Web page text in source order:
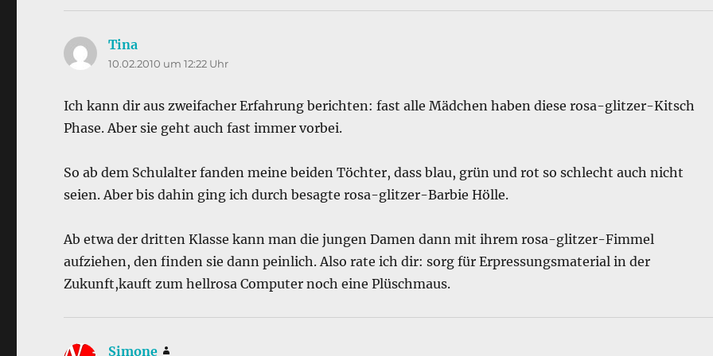
Tina
10.02.2010 um 12:22 Uhr
Ich kann dir aus zweifacher Erfahrung berichten: fast alle Mädchen haben diese rosa-glitzer-Kitsch
Phase. Aber sie geht auch fast immer vorbei.
So ab dem Schulalter fanden meine beiden Töchter, dass blau, grün und rot so schlecht auch nicht
seien. Aber bis dahin ging ich durch besagte rosa-glitzer-Barbie Hölle.
Ab etwa der dritten Klasse kann man die jungen Damen dann mit ihrem rosa-glitzer-Fimmel
aufziehen, den finden sie dann peinlich. Also rate ich dir: sorg für Erpressungsmaterial in der
Zukunft,kauft zum hellrosa Computer noch eine Plüschmaus.
Simone